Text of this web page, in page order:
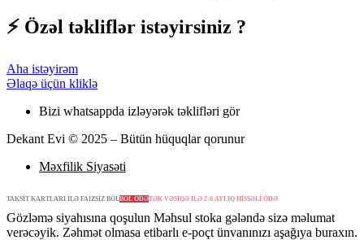
⚡ Özəl təkliflər istəyirsiniz ?
Aha istəyirəm
Əlaqə üçün kliklə
Bizi whatsappda izləyərək təklifləri gör
Dekant Evi © 2025 – Bütün hüquqlar qorunur
Məxfilik Siyasəti
TAKSİT KARTLARI İLƏ FAİZSİZ BÖLBÖL ÖDƏTƏK VƏSİQƏ İLƏ 2-6 AYLIQ HİSSƏLİ ÖDƏ
Gözləmə siyahısına qoşulun Məhsul stoka gələndə sizə məlumat
verəcəyik. Zəhmət olmasa etibarlı e-poçt ünvanınızı aşağıya buraxın.